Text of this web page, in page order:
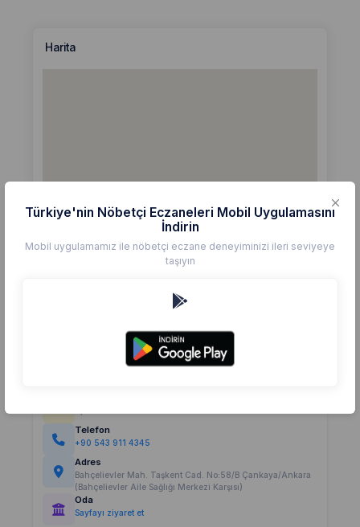
Harita
Telefon
+90 543 911 4345
Adres
Bahçelievler Mah. Taşkent Cad. No:58/B Çankaya/Ankara
(Bahçelievler Aile Sağlığı Merkezi Karşısı)
Oda
Sayfayı ziyaret et
Türkiye'nin Nöbetçi Eczaneleri Mobil Uygulamasını
İndirin
Mobil uygulamamız ile nöbetçi eczane deneyiminizi ileri seviyeye
taşıyın